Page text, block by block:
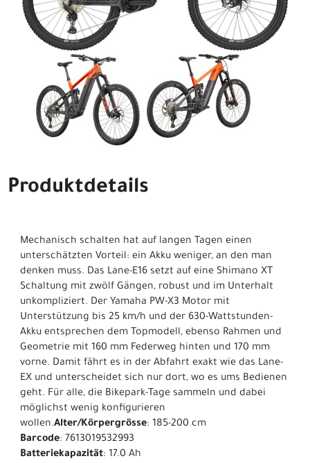
Produktdetails
Mechanisch schalten hat auf langen Tagen einen
unterschätzten Vorteil: ein Akku weniger, an den man
denken muss. Das Lane-E16 setzt auf eine Shimano XT
Schaltung mit zwölf Gängen, robust und im Unterhalt
unkompliziert. Der Yamaha PW-X3 Motor mit
Unterstützung bis 25 km/h und der 630-Wattstunden-
Akku entsprechen dem Topmodell, ebenso Rahmen und
Geometrie mit 160 mm Federweg hinten und 170 mm
vorne. Damit fährt es in der Abfahrt exakt wie das Lane-
EX und unterscheidet sich nur dort, wo es ums Bedienen
geht. Für alle, die Bikepark-Tage sammeln und dabei
möglichst wenig konfigurieren
wollen.Alter/Körpergrösse: 185-200 cm
Barcode: 7613019532993
Batteriekapazität: 17.0 Ah